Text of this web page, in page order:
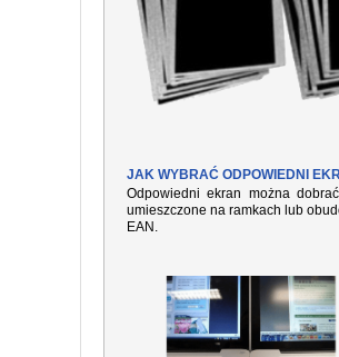
JAK WYBRAĆ ODPOWIEDNI
Odpowiedni ekran można
umieszczone na ramkach lub
EAN.